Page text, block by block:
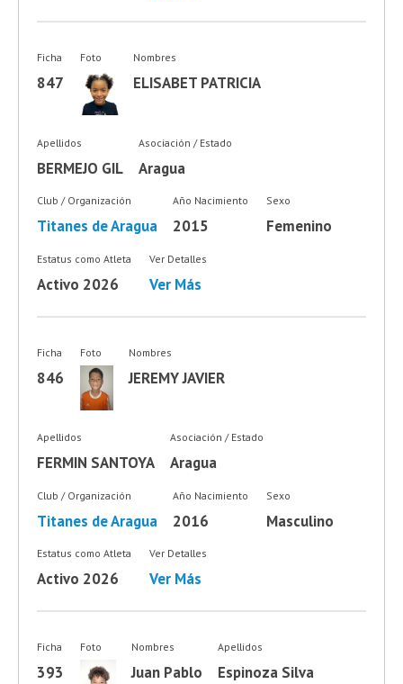
Ficha
847
Foto Nombres
ELISABET PATRICIA
Apellidos
BERMEJO GIL
Asociación / Estado
Aragua
Club / Organización
Titanes de Aragua
Año Nacimiento
2015
Sexo
Femenino
Estatus como Atleta
Activo 2026
Ver Detalles
Ver Más
Ficha
846
Foto Nombres
JEREMY JAVIER
Apellidos
FERMIN SANTOYA
Asociación / Estado
Aragua
Club / Organización
Titanes de Aragua
Año Nacimiento
2016
Sexo
Masculino
Estatus como Atleta
Activo 2026
Ver Detalles
Ver Más
Ficha
393
Foto Nombres
Juan Pablo
Apellidos
Espinoza Silva